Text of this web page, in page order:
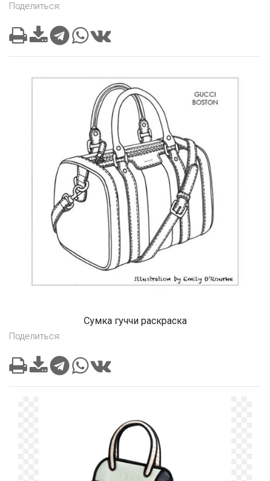
Поделиться:
Сумка гуччи раскраска
Поделиться: